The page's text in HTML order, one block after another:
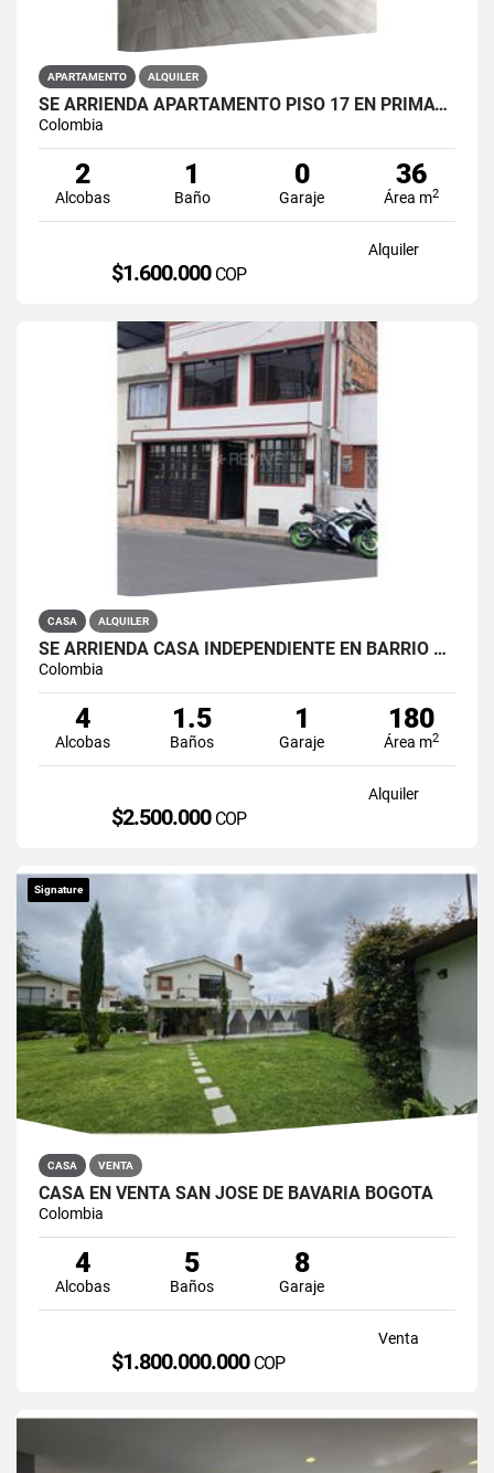
APARTAMENTO ALQUILER
SE ARRIENDA APARTAMENTO PISO 17 EN PRIMAVERA 6-39 PUENTE ARANDA
Colombia
2
Alcobas
1
Baño
0
Garaje
36
Área m2
Alquiler
$1.600.000 COP
CASA ALQUILER
SE ARRIENDA CASA INDEPENDIENTE EN BARRIO QUIROGA SUR
Colombia
4
Alcobas
1.5
Baños
1
Garaje
180
Área m2
Alquiler
$2.500.000 COP
Signature
CASA VENTA
CASA EN VENTA SAN JOSÉ DE BAVARIA BOGOTÁ
Colombia
4
Alcobas
5
Baños
8
Garaje
Venta
$1.800.000.000 COP